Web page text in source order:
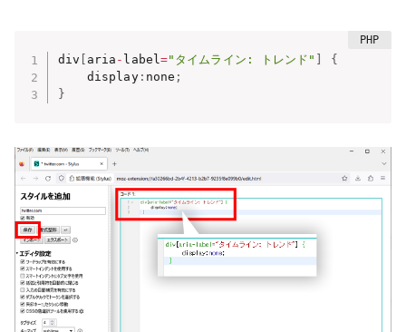
div aria - label="タイムライン: トレンド"
{
    display
: none ;
}